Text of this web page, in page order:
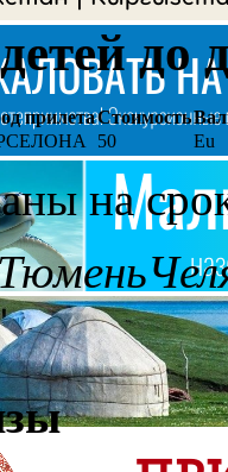
до
прилетаСтоимость
50 Eu
на